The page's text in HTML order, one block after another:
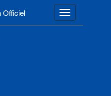
Officiel Toggle